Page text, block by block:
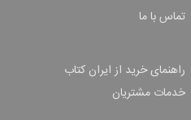
تماس با ما
راهنمای خرید از ایران کتاب
ثبت سفارش
شرایط ارسال سفارش
شیوه پرداخت
تخفیف‌های خرید
خدمات مشتریان